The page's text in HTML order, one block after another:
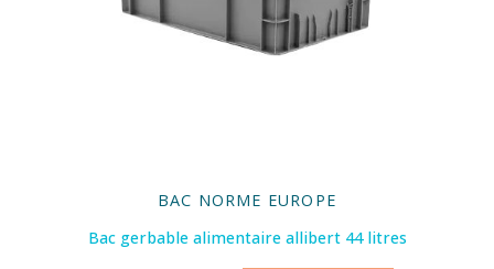
BAC NORME EUROPE
Bac gerbable alimentaire allibert 44 litres